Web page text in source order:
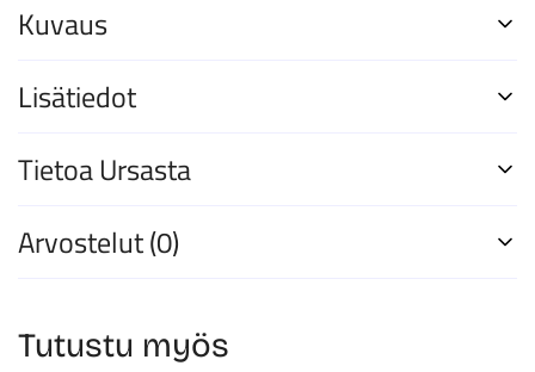
Kuvaus
Lisätiedot
Tietoa Ursasta
Arvostelut (0)
Tutustu myös